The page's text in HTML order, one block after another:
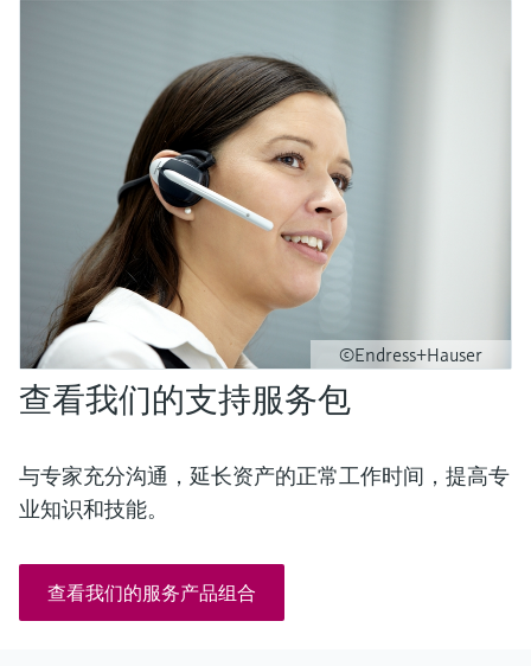
©Endress+Hauser
查看我们的支持服务包
与专家充分沟通，延长资产的正常工作时间，提高专
业知识和技能。
查看我们的服务产品组合